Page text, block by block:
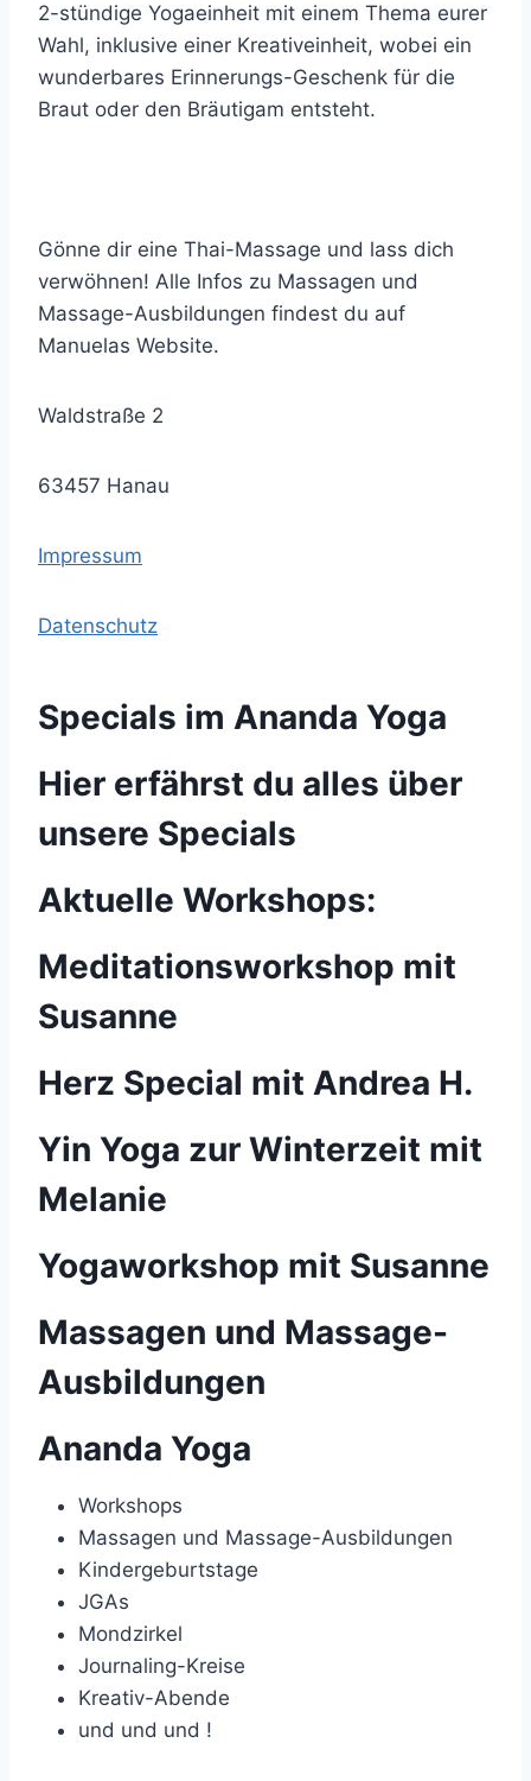
2-stündige Yogaeinheit mit einem Thema eurer
Wahl, inklusive einer Kreativeinheit, wobei ein
wunderbares Erinnerungs-Geschenk für die
Braut oder den Bräutigam entsteht.
Gönne dir eine Thai-Massage und lass dich
verwöhnen! Alle Infos zu Massagen und
Massage-Ausbildungen findest du auf
Manuelas Website.
Waldstraße 2
63457 Hanau
Impressum
Datenschutz
Specials im Ananda Yoga
Hier erfährst du alles über
unsere Specials
Aktuelle Workshops:
Meditationsworkshop mit
Susanne
Herz Special mit Andrea H.
Yin Yoga zur Winterzeit mit
Melanie
Yogaworkshop mit Susanne
Massagen und Massage-
Ausbildungen
Ananda Yoga
Workshops
Massagen und Massage-Ausbildungen
Kindergeburtstage
JGAs
Mondzirkel
Journaling-Kreise
Kreativ-Abende
und und und !